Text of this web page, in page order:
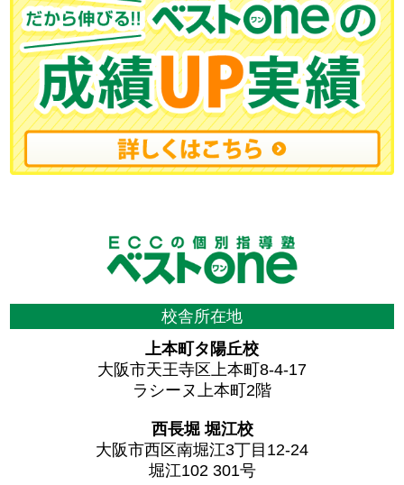
校舎所在地
上本町タ陽丘校
大阪市天王寺区上本町8-4-17
ラシーヌ上本町2階
西長堀 堀江校
大阪市西区南堀江3丁目12-24
堀江102 301号